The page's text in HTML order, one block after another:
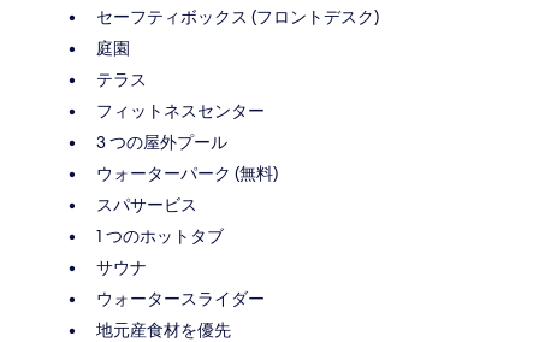
セーフティボックス (フロントデスク)
庭園
テラス
フィットネスセンター
3 つの屋外プール
ウォーターパーク (無料)
スパサービス
1 つのホットタブ
サウナ
ウォータースライダー
地元産食材を優先